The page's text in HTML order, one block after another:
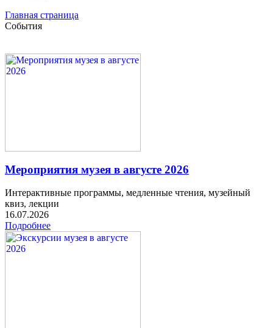
Главная страница
События
Мероприятия музея в августе 2026
Интерактивные программы, медленные чтения, музейный
квиз, лекции
16.07.2026
Подробнее